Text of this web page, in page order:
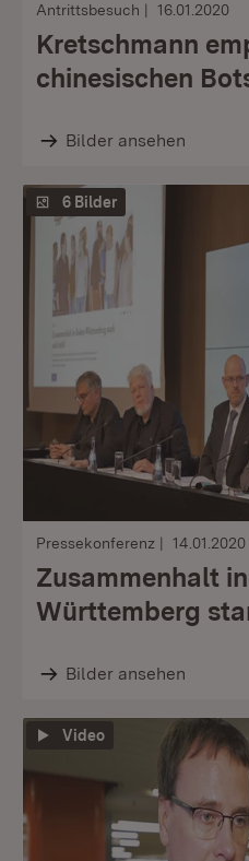
Antrittsbesuch 16.01.2020
Kretschmann
chinesischen
Bilder ansehen
6 Bilder
Pressekonferenz 14.01.2020
Zusammenhalt
Württemberg
Bilder ansehen
Video